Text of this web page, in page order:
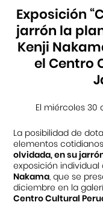
Exposición
jarrón la
Kenji
el Centro
El miércoles 30
La posibilidad de
elementos
olvidada, en su
exposición
Nakama, que se
diciembre en la
Centro Cultural